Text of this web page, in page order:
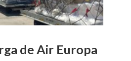
de Air Europa